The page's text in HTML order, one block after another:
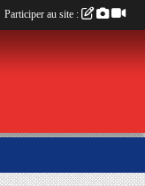
Participer au site :